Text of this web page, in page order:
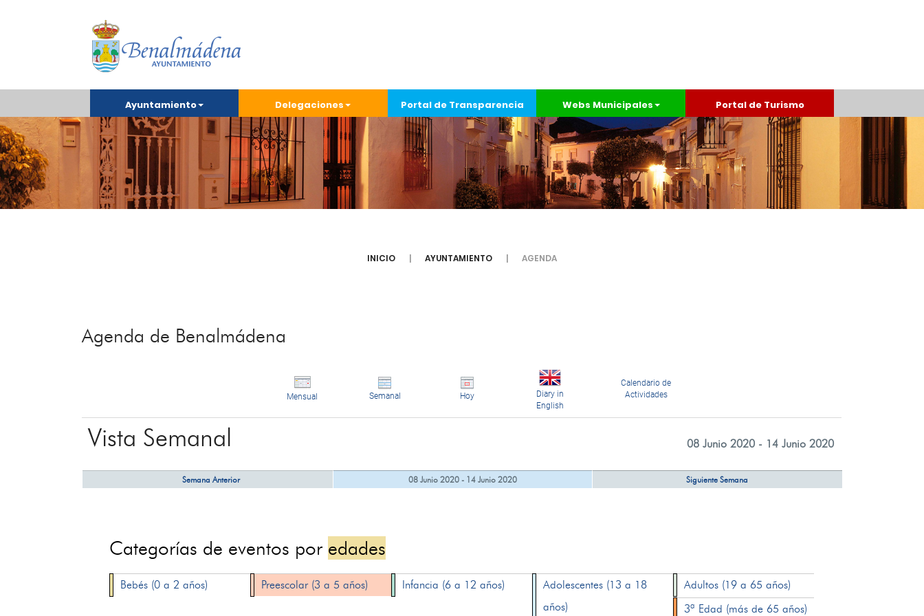
Ayuntamiento Delegaciones Portal de Transparencia Webs Municipales Portal de Turismo
INICIO AYUNTAMIENTO AGENDA
Agenda de Benalmádena
Mensual Semanal Hoy
Diary in
English
Calendario de
Actividades
Vista Semanal 08 Junio 2020 - 14 Junio 2020
Semana Anterior 08 Junio 2020 - 14 Junio 2020 Siguiente Semana
Categorías de eventos por edades
Bebés (0 a 2 años) Preescolar (3 a 5 años) Infancia (6 a 12 años)
Adolescentes (13 a 18
años)
Adultos (19 a 65 años)
3ª Edad (más de 65 años)